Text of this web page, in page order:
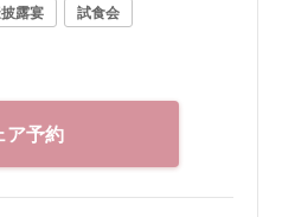
限定の料理10万円分特典をご用意
焼き」「とろける特選黒毛和牛フ
特製スイーツ」をご試食。口コミ
露宴
試食会
ア予約